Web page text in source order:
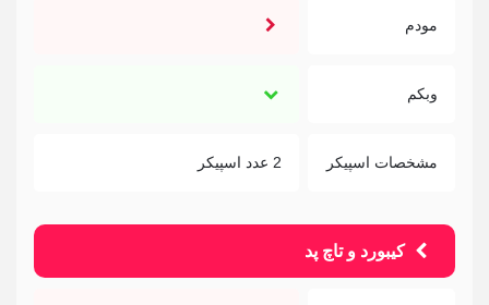
مودم
وبکم
مشخصات اسپیکر 2 عدد اسپیکر
کیبورد و تاچ پد